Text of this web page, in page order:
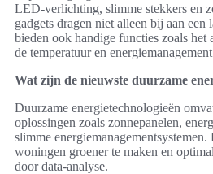
LED-verlichting, slimme stekkers en
gadgets dragen niet alleen bij aan
bieden ook handige functies zoals het
de temperatuur en
Wat zijn de nieuwste duurzame
Duurzame energietechnologieën
oplossingen zoals zonnepanelen,
slimme
woningen groener te maken en
door data-analyse.